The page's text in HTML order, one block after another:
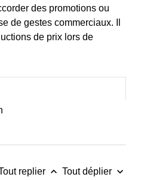
des promotions ou
de gestes commerciaux. Il
de prix lors de
replier keyboard_arrow_up Tout déplier keyboard_arrow_down